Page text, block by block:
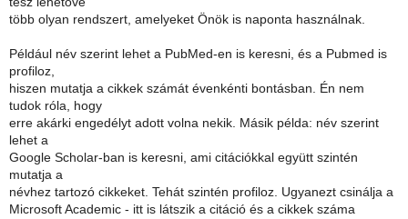
több olyan rendszert, amelyeket Önök is naponta használnak.
Például név szerint lehet a PubMed-en is keresni, és a Pubmed is
profiloz,
hiszen mutatja a cikkek számát évenkénti bontásban. Én nem
tudok róla, hogy
erre akárki engedélyt adott volna nekik. Másik példa: név szerint
lehet a
Google Scholar-ban is keresni, ami citációkkal együtt szintén
mutatja a
névhez tartozó cikkeket. Tehát szintén profiloz. Ugyanezt csinálja a
Microsoft Academic - itt is látszik a citáció és a cikkek száma